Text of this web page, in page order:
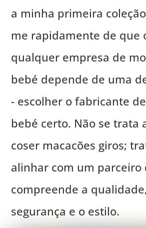
a minha primeira
me rapidamente de que
qualquer empresa de
bebé depende de uma
- escolher o fabricante
bebé certo. Não se trata
coser macacões giros;
alinhar com um parceiro
compreende a
segurança e o estilo.